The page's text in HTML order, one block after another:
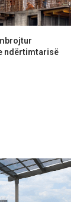
ndërtimtarisë